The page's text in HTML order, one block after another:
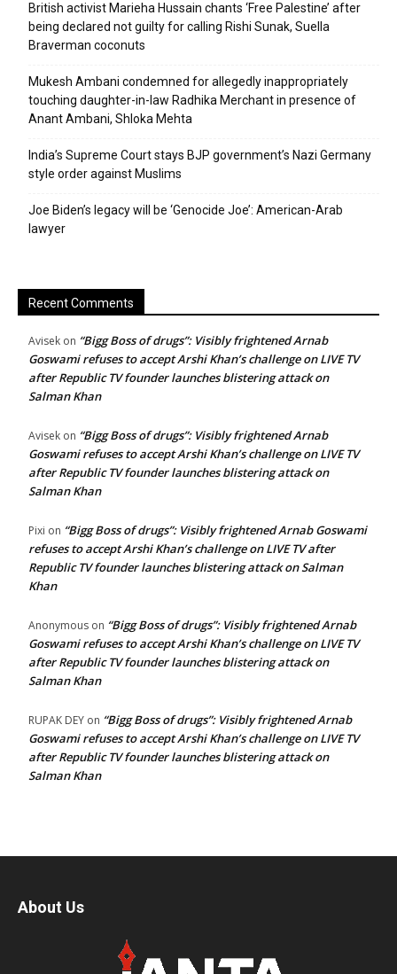
British activist Marieha Hussain chants ‘Free Palestine’ after
being declared not guilty for calling Rishi Sunak, Suella
Braverman coconuts
Mukesh Ambani condemned for allegedly inappropriately
touching daughter-in-law Radhika Merchant in presence of
Anant Ambani, Shloka Mehta
India’s Supreme Court stays BJP government’s Nazi Germany
style order against Muslims
Joe Biden’s legacy will be ‘Genocide Joe’: American-Arab
lawyer
Recent Comments
Avisek on “Bigg Boss of drugs”: Visibly frightened Arnab
Goswami refuses to accept Arshi Khan’s challenge on LIVE TV
after Republic TV founder launches blistering attack on
Salman Khan
Avisek on “Bigg Boss of drugs”: Visibly frightened Arnab
Goswami refuses to accept Arshi Khan’s challenge on LIVE TV
after Republic TV founder launches blistering attack on
Salman Khan
Pixi on “Bigg Boss of drugs”: Visibly frightened Arnab Goswami
refuses to accept Arshi Khan’s challenge on LIVE TV after
Republic TV founder launches blistering attack on Salman
Khan
Anonymous on “Bigg Boss of drugs”: Visibly frightened Arnab
Goswami refuses to accept Arshi Khan’s challenge on LIVE TV
after Republic TV founder launches blistering attack on
Salman Khan
RUPAK DEY on “Bigg Boss of drugs”: Visibly frightened Arnab
Goswami refuses to accept Arshi Khan’s challenge on LIVE TV
after Republic TV founder launches blistering attack on
Salman Khan
About Us